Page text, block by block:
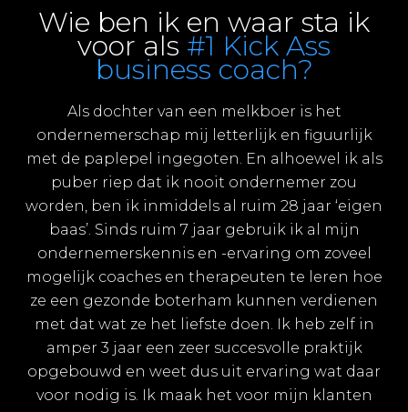
Wie ben ik en waar sta ik
voor als #1 Kick Ass
business coach?
Als dochter van een melkboer is het
ondernemerschap mij letterlijk en figuurlijk
met de paplepel ingegoten. En alhoewel ik als
puber riep dat ik nooit ondernemer zou
worden, ben ik inmiddels al ruim 28 jaar ‘eigen
baas’. Sinds ruim 7 jaar gebruik ik al mijn
ondernemerskennis en -ervaring om zoveel
mogelijk coaches en therapeuten te leren hoe
ze een gezonde boterham kunnen verdienen
met dat wat ze het liefste doen. Ik heb zelf in
amper 3 jaar een zeer succesvolle praktijk
opgebouwd en weet dus uit ervaring wat daar
voor nodig is. Ik maak het voor mijn klanten